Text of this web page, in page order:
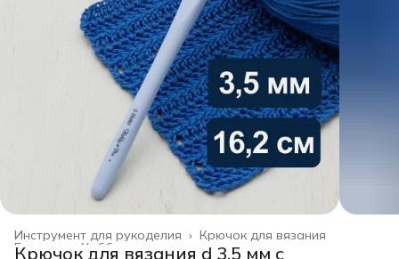
Крючок для вязания
Инструмент для рукоделия ›
Хобби и творчество
Главная
Крючок для вязания d 3,5 мм с